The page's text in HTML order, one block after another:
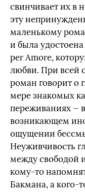
свинчивает их в
эту
маленькому
и была
per Amore,
любви. При всей
роман говорит о
мере знакомых
переживаниях —
возникающем
ощущении
Неуживчивость
между свободой
кому-то
Бакмана, а кого-